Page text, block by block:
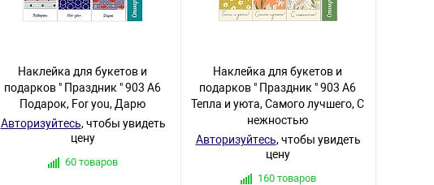
Наклейка для букетов и
подарков " Праздник " 903 А6
Подарок, For you, Дарю
Авторизуйтесь, чтобы увидеть
цену
60 товаров
Наклейка для букетов и
подарков " Праздник " 903 А6
Тепла и уюта, Самого лучшего, С
нежностью
Авторизуйтесь, чтобы увидеть
цену
160 товаров